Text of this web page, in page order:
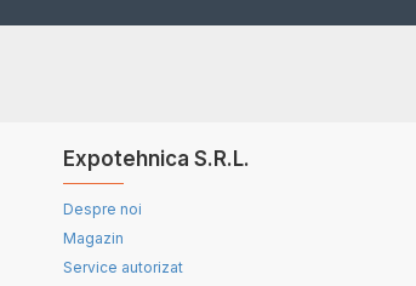
Expotehnica S.R.L.
Despre noi
Magazin
Service autorizat